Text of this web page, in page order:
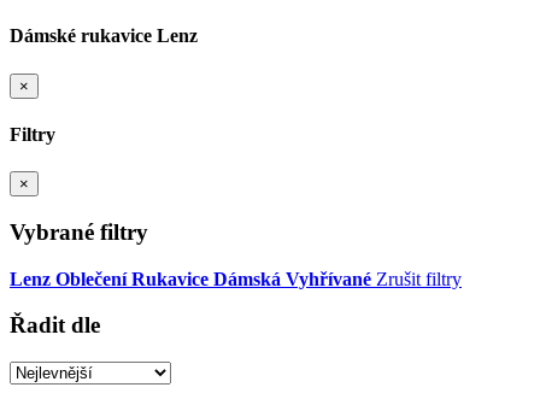
Dámské rukavice Lenz
×
Filtry
×
Vybrané filtry
Lenz Oblečení Rukavice Dámská Vyhřívané Zrušit filtry
Řadit dle